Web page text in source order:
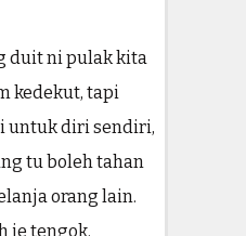
duit ni pulak kita
kedekut, tapi
untuk diri sendiri,
tu boleh tahan
orang lain.
je tengok.